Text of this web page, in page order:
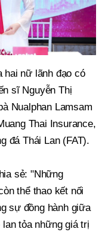
hai nữ lãnh đạo có
sĩ Nguyễn Thị
Nualphan Lamsam
Thai Insurance,
đá Thái Lan (FAT).
sẻ: "Những
thể thao kết nối
sự đồng hành giữa
tỏa những giá trị